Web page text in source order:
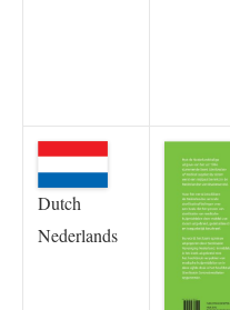
Dutch
Nederlands